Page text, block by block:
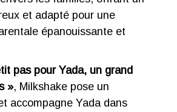
et adapté pour une
épanouissante et
pas pour Yada, un grand
», Milkshake pose un
accompagne Yada dans